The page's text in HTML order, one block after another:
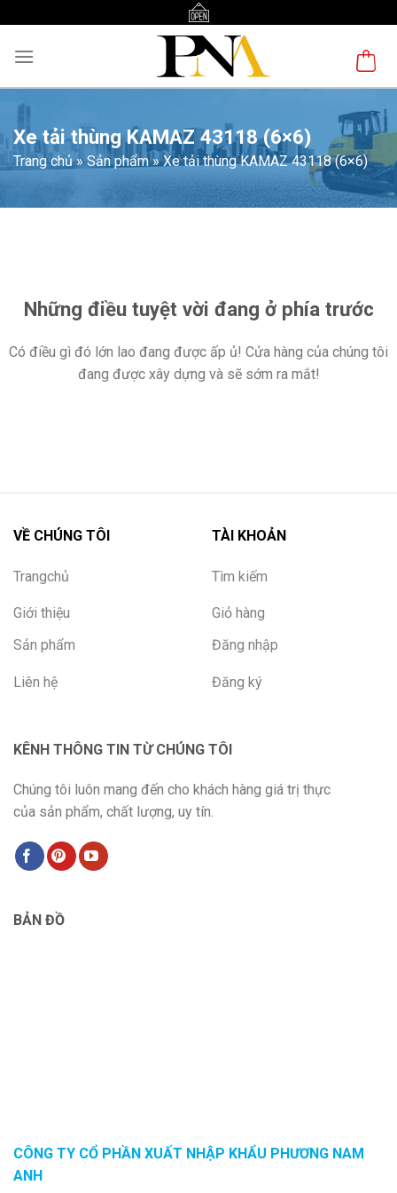
content
Xe tải thùng KAMAZ 43118 (6×6)
Trang chủ» Sản phẩm»Xe tải thùng KAMAZ 43118 (6×6)
dungNhững điều tuyệt vời đang ở phía trước
Có điều gì đó lớn lao đang được ấp ủ! Cửa hàng của chúng tôi
đang được xây dựng và sẽ sớm ra mắt!
VỀ CHÚNG TÔI
Trangchủ
Giới thiệu
Sản phẩm
Liên hệ
TÀI KHOẢN
Tìm kiếm
Giỏ hàng
Đăng nhập
Đăng ký
KÊNH THÔNG TIN TỪ CHÚNG TÔI
Chúng tôi luôn mang đến cho khách hàng giá trị thực
của sản phẩm, chất lượng, uy tín.
BẢN ĐỒ
CÔNG TY CỔ PHẦN XUẤT NHẬP KHẨU PHƯƠNG NAM
ANH